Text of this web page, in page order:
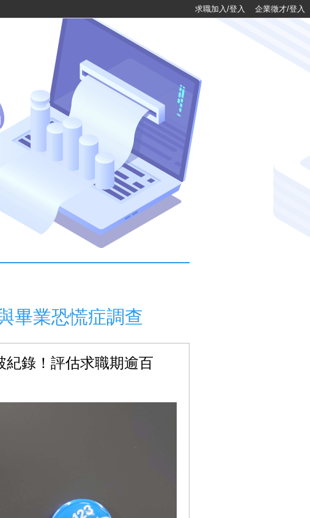
求職加入/登入 企業徵才/登入
畢業恐慌症調查
紀錄！評估求職期逾百